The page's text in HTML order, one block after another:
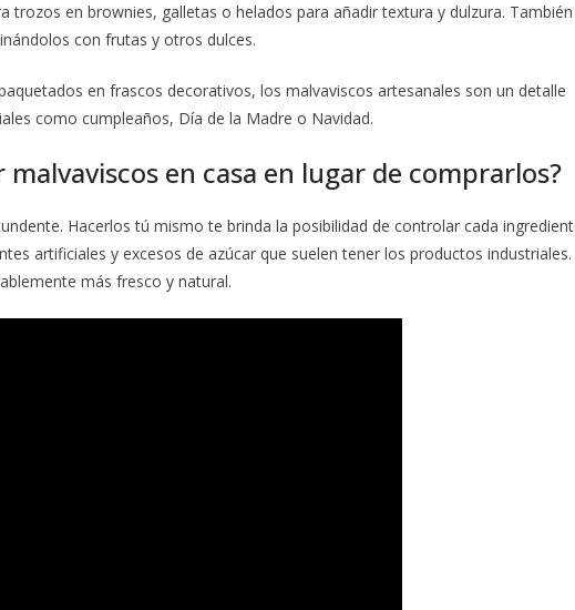
trozos en brownies, galletas o helados para añadir textura y dulzura. También
con frutas y otros dulces.
en frascos decorativos, los malvaviscos artesanales son un detalle
como cumpleaños, Día de la Madre o Navidad.
en casa en lugar de comprarlos?
Hacerlos tú mismo te brinda la posibilidad de controlar cada
artificiales y excesos de azúcar que suelen tener los productos industriales.
más fresco y natural.